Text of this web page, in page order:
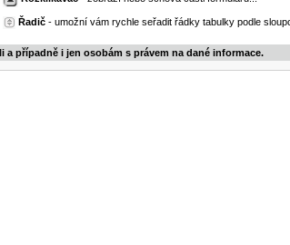
Řadič - umožní vám rychle seřadit řádky tabulky podle
případně i jen osobám s právem na dané informace.